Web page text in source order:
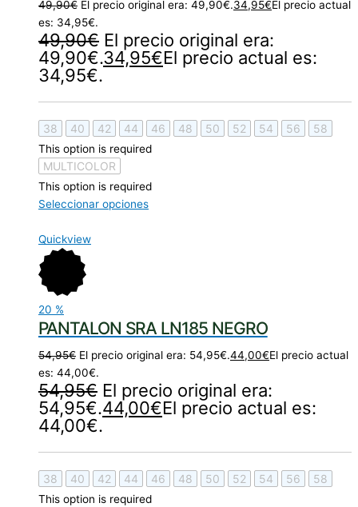
49,90€ El precio original era: 49,90€.34,95€El precio actual
es: 34,95€.
49,90€ El precio original era:
49,90€.34,95€El precio actual es:
34,95€.
38 40 42 44 46 48 50 52 54 56 58
This option is required
MULTICOLOR
This option is required
Seleccionar opciones
Quickview
20 %
PANTALON SRA LN185 NEGRO
54,95€ El precio original era: 54,95€.44,00€El precio actual
es: 44,00€.
54,95€ El precio original era:
54,95€.44,00€El precio actual es:
44,00€.
38 40 42 44 46 48 50 52 54 56 58
This option is required